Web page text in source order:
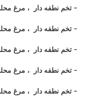
- تخم نطفه دار ، مرغ
- تخم نطفه دار ، مرغ
- تخم نطفه دار ، مرغ
- تخم نطفه دار ، مرغ
- تخم نطفه دار ، مرغ